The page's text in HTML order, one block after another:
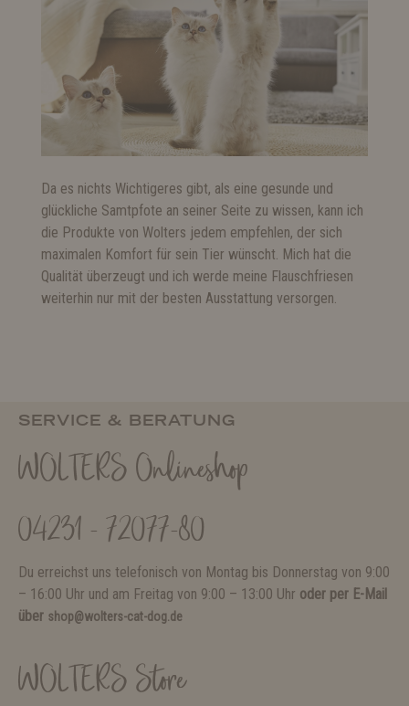
Da es nichts Wichtigeres gibt, als eine gesunde und
glückliche Samtpfote an seiner Seite zu wissen, kann ich
die Produkte von Wolters jedem empfehlen, der sich
maximalen Komfort für sein Tier wünscht. Mich hat die
Qualität überzeugt und ich werde meine Flauschfriesen
weiterhin nur mit der besten Ausstattung versorgen.
SERVICE & BERATUNG
WOLTERS Onlineshop
04231 - 72077-80
Du erreichst uns telefonisch von Montag bis Donnerstag von 9:00
– 16:00 Uhr und am Freitag von 9:00 – 13:00 Uhr oder per E-Mail
über shop@wolters-cat-dog.de
WOLTERS Store